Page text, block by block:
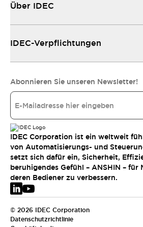
Über IDEC
IDEC-Verpflichtungen
Abonnieren Sie unseren Newsletter!
IDEC Corporation ist ein weltweit
von Automatisierungs- und
setzt sich dafür ein, Sicherheit,
beruhigendes Gefühl – ANSHIN – für
deren Bediener zu verbessern.
© 2026 IDEC Corporation
Datenschutzrichtlinie